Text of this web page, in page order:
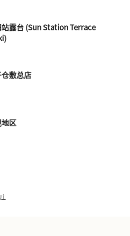
露台 (Sun Station Terrace
敷总店
区